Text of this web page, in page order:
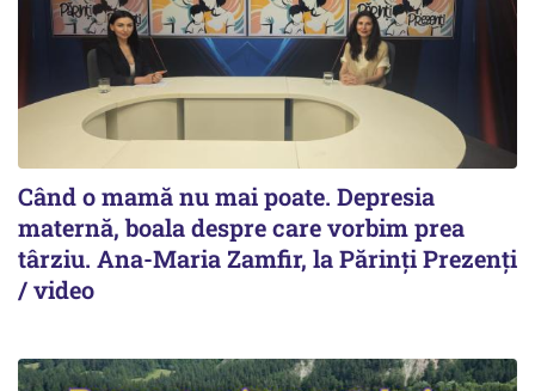
Când o mamă nu mai poate. Depresia
maternă, boala despre care vorbim prea
târziu. Ana-Maria Zamfir, la Părinți Prezenți
/ video